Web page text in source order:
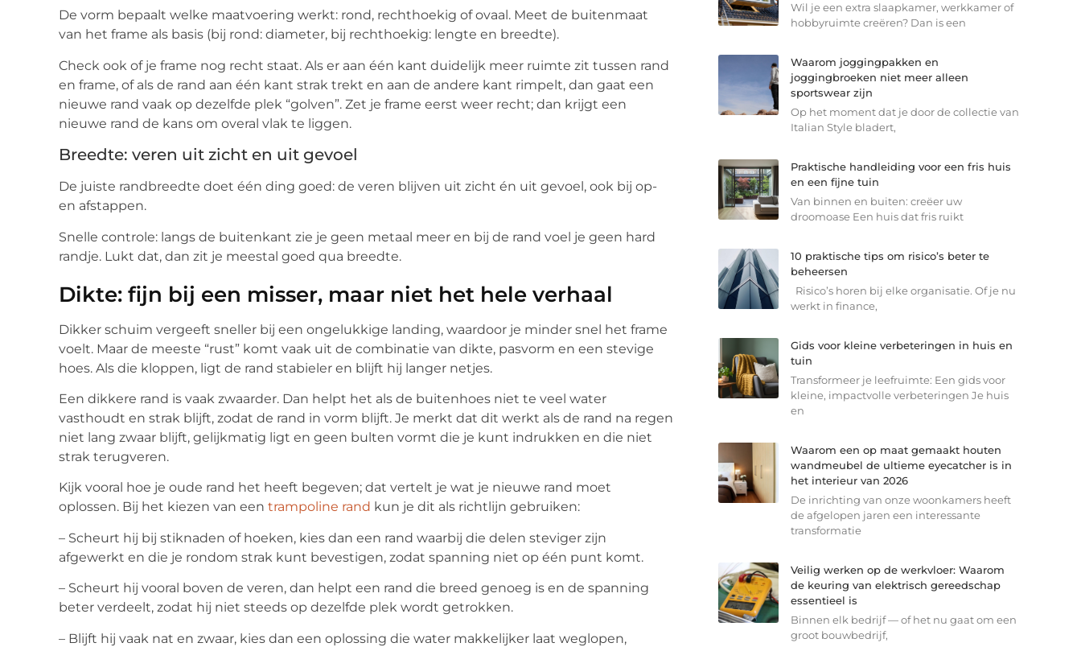
De vorm bepaalt welke maatvoering werkt: rond, rechthoekig of ovaal. Meet de buitenmaat
van het frame als basis (bij rond: diameter, bij rechthoekig: lengte en breedte).
Check ook of je frame nog recht staat. Als er aan één kant duidelijk meer ruimte zit tussen rand
en frame, of als de rand aan één kant strak trekt en aan de andere kant rimpelt, dan gaat een
nieuwe rand vaak op dezelfde plek “golven”. Zet je frame eerst weer recht; dan krijgt een
nieuwe rand de kans om overal vlak te liggen.
Breedte: veren uit zicht en uit gevoel
De juiste randbreedte doet één ding goed: de veren blijven uit zicht én uit gevoel, ook bij op-
en afstappen.
Snelle controle: langs de buitenkant zie je geen metaal meer en bij de rand voel je geen hard
randje. Lukt dat, dan zit je meestal goed qua breedte.
Dikte: fijn bij een misser, maar niet het hele verhaal
Dikker schuim vergeeft sneller bij een ongelukkige landing, waardoor je minder snel het frame
voelt. Maar de meeste “rust” komt vaak uit de combinatie van dikte, pasvorm en een stevige
hoes. Als die kloppen, ligt de rand stabieler en blijft hij langer netjes.
Een dikkere rand is vaak zwaarder. Dan helpt het als de buitenhoes niet te veel water
vasthoudt en strak blijft, zodat de rand in vorm blijft. Je merkt dat dit werkt als de rand na regen
niet lang zwaar blijft, gelijkmatig ligt en geen bulten vormt die je kunt indrukken en die niet
strak terugveren.
Kijk vooral hoe je oude rand het heeft begeven; dat vertelt je wat je nieuwe rand moet
oplossen. Bij het kiezen van een trampoline rand kun je dit als richtlijn gebruiken:
– Scheurt hij bij stiknaden of hoeken, kies dan een rand waarbij die delen steviger zijn
afgewerkt en die je rondom strak kunt bevestigen, zodat spanning niet op één punt komt.
– Scheurt hij vooral boven de veren, dan helpt een rand die breed genoeg is en de spanning
beter verdeelt, zodat hij niet steeds op dezelfde plek wordt getrokken.
– Blijft hij vaak nat en zwaar, kies dan een oplossing die water makkelijker laat weglopen,
Wil je een extra slaapkamer, werkkamer of
hobbyruimte creëren? Dan is een
Waarom joggingpakken en
joggingbroeken niet meer alleen
sportswear zijn
Op het moment dat je door de collectie van
Italian Style bladert,
Praktische handleiding voor een fris huis
en een fijne tuin
Van binnen en buiten: creëer uw
droomoase Een huis dat fris ruikt
10 praktische tips om risico’s beter te
beheersen
Risico’s horen bij elke organisatie. Of je nu
werkt in finance,
Gids voor kleine verbeteringen in huis en
tuin
Transformeer je leefruimte: Een gids voor
kleine, impactvolle verbeteringen Je huis
en
Waarom een op maat gemaakt houten
wandmeubel de ultieme eyecatcher is in
het interieur van 2026
De inrichting van onze woonkamers heeft
de afgelopen jaren een interessante
transformatie
Veilig werken op de werkvloer: Waarom
de keuring van elektrisch gereedschap
essentieel is
Binnen elk bedrijf — of het nu gaat om een
groot bouwbedrijf,